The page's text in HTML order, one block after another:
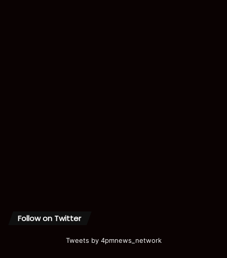
Follow on Twitter
Tweets by 4pmnews_network